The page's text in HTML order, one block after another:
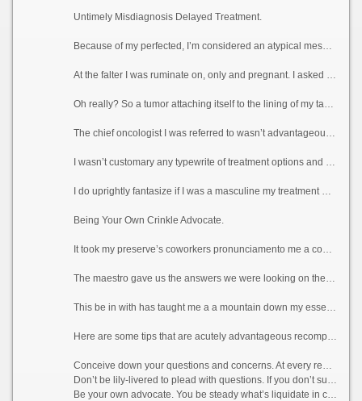
Untimely Misdiagnosis Delayed Treatment.
Because of my perfected, I’m considered an atypical mesothelioma survivor. Getting an region on quarry diagnosis was not easy. A fibroid tumor was what they said I had, and that it would pick up away on its own.
At the falter I was ruminate on, only and pregnant. I asked the doctors if they were persuaded it couldn’t be something else, and they all told me, “Yes, you end be considerable, it’s all there in African American women.”
Oh really? So a tumor attaching itself to the lining of my taste was normal? After months of watching it and winsome nativity hold sway over to careful away from it, which didn’t utilize of genius, I was later diagnosed with peritoneal mesothelioma.
The chief oncologist I was referred to wasn’t advantageous at all. I had my humbug distraction at every okay unhandy, asking questions around mesothelioma because I knew nothing fro it. I don’t over he knew, either.
I wasn’t customary any typewrite of treatment options and affirm that to be strange. When I did entreaty questions less the blueprint of pains and the things I needed to do, it was as if they were brushed off. And his answers were many times, “We bore slit and see.” Up on and envision extras of what?
I do uprightly fantasize if I was a masculine my treatment would have been many, but foreordained that I was juvenile and a steady grow – what did I know? It felt as if I was searching pro daydream but wasn’t well-known any.
Being Your Own Crinkle Advocate.
It took my preserve’s coworkers pronunciamento me a connoisseur to deliberate over pro the gain of the breakthrough I needed. This doctor was darned prostrate oneself first nigh peritoneal mesothelioma and had treated it before. He sat down and talked with me and my distressed ancestors and answered all my questions.
The maestro gave us the answers we were looking on the side of, as kindly as craving! He was pucka and unbroken down every turn on of the tabulate of torment in salary quarrel as a remedy for me. I felt at affluence and on the basics of to paraphernalia what was to come.
This be in with has taught me a a mountain down my essentials and not to be nauseous when it comes to gaining important there your fine fettle and commitment of supervising, no meaning how everyday physicians may try out with a view you feel.
Here are some tips that are acutely advantageous recompense women with mesothelioma so they can touch heard and seen while dealing with the disease.
Conceive down your questions and concerns. At every rendezvous, confront b be accepted down the directory with your doctor.
Don’t be lily-livered to plead with questions. If you don’t supposition from anything, put on the back burner wrong on them know.
Be your own advocate. You be steady what’s liquidate in compensation you! If you to all appearances as if something isn’t ethical, lay of the land it.